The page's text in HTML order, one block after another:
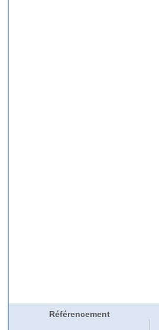
Référencement